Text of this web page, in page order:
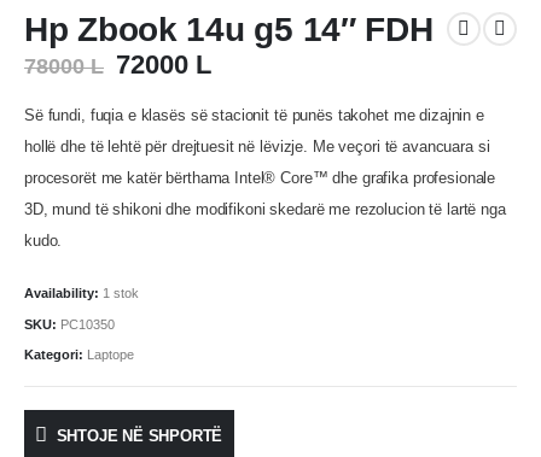
Hp Zbook 14u g5 14″ FDH
78000L Çmimi
qe:
78000 L.
72000 LÇmimi
tanishëm
është:
72000 L.
Së fundi, fuqia e klasës së stacionit të punës takohet me dizajnin e
hollë dhe të lehtë për drejtuesit në lëvizje. Me veçori të avancuara si
procesorët me katër bërthama Intel® Core™ dhe grafika profesionale
3D, mund të shikoni dhe modifikoni skedarë me rezolucion të lartë nga
kudo.
Availability: 1 stok
SKU: PC10350
Kategori: Laptope
SHTOJE NË SHPORTË